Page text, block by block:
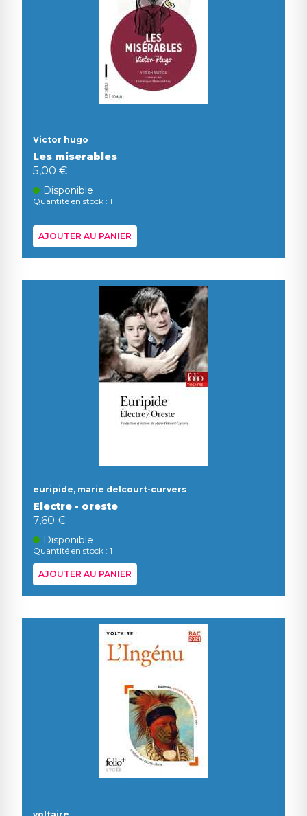
Victor hugo
Les miserables
5,00 €
Disponible
Quantité en stock : 1
AJOUTER AU PANIER
euripide, marie delcourt-curvers
Electre - oreste
7,60 €
Disponible
Quantité en stock : 1
AJOUTER AU PANIER
voltaire